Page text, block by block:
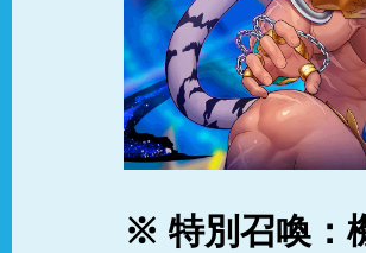
※ 特別召喚：